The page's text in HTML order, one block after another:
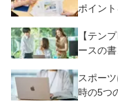
ポイン
【テン
ースの
スポー
時の5つ